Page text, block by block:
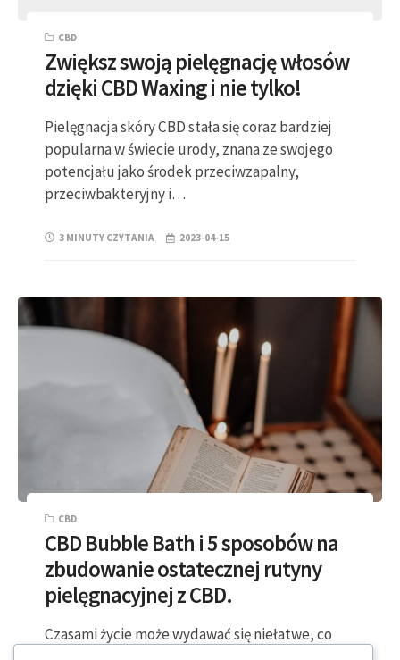
CBD
Zwiększ swoją pielęgnację włosów
dzięki CBD Waxing i nie tylko!
Pielęgnacja skóry CBD stała się coraz bardziej
popularna w świecie urody, znana ze swojego
potencjału jako środek przeciwzapalny,
przeciwbakteryjny i…
3 MINUTY CZYTANIA 2023-04-15
CBD
CBD Bubble Bath i 5 sposobów na
zbudowanie ostatecznej rutyny
pielęgnacyjnej z CBD.
Czasami życie może wydawać się niełatwe, co